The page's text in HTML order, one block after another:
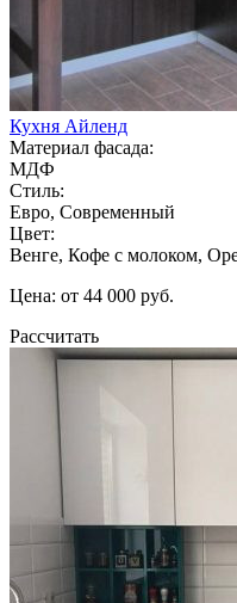
Кухня Айленд
Материал фасада:
МДФ
Стиль:
Евро, Современный
Цвет:
Венге, Кофе с молоком,
Цена: от 44 000 руб.
Рассчитать